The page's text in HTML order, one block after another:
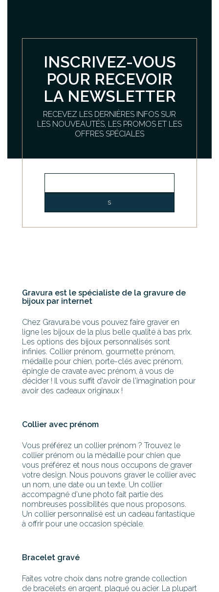
INSCRIVEZ-VOUS
POUR RECEVOIR
LA NEWSLETTER
RECEVEZ LES DERNIÈRES INFOS SUR
LES NOUVEAUTÉS, LES PROMOS ET LES
OFFRES SPÉCIALES
Gravura est le spécialiste de la gravure de
bijoux par internet
Chez Gravura.be vous pouvez faire graver en
ligne les bijoux de la plus belle qualité à bas prix.
Les options des bijoux personnalisés sont
infinies. Collier prénom, gourmette prénom,
médaille pour chien, porte-clés avec prénom,
épingle de cravate avec prénom, à vous de
décider ! Il vous suffit d'avoir de l'imagination pour
avoir des cadeaux originaux !
Collier avec prénom
Vous préférez un collier prénom ? Trouvez le
collier prénom ou la médaille pour chien que
vous préférez et nous nous occupons de graver
votre design. Nous pouvons graver le collier avec
un nom, une date ou un texte. Un collier
accompagné d'une photo fait partie des
nombreuses possibilités que nous proposons.
Un collier personnalisé est un cadeau fantastique
à offrir pour une occasion spéciale.
Bracelet gravé
Faîtes votre choix dans notre grande collection
de bracelets en argent, plaqué ou acier. La plupart